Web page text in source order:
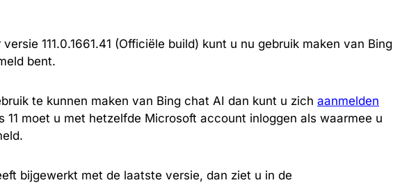
111.0.1661.41 (Officiële build) kunt u nu gebruik maken van Bing
bent.
te kunnen maken van Bing chat AI dan kunt u zich aanmelden
11 moet u met hetzelfde Microsoft account inloggen als waarmee u
bijgewerkt met de laatste versie, dan ziet u in de